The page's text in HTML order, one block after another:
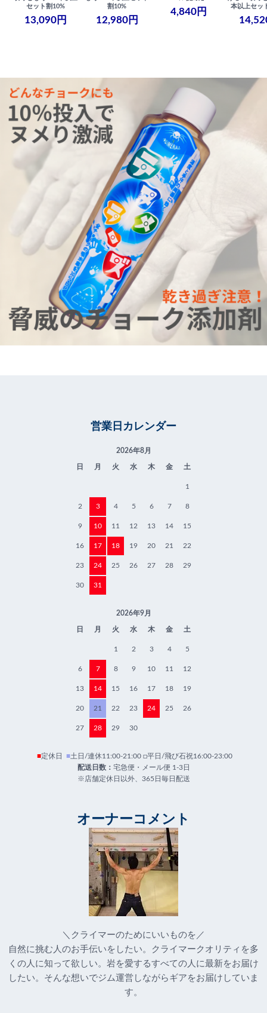
セット割10%
13,090円
割10%
12,980円
4,840円
本以上セッ
営業日カレンダー
2026年8月
日 月 火 水 木 金 土
1
2 3 4 5 6 7 8
9 10 11 12 13 14 15
16 17 18 19 20 21 22
23 24 25 26 27 28 29
30 31
2026年9月
日 月 火 水 木 金 土
1 2 3 4 5
6 7 8 9 10 11 12
13 14 15 16 17 18 19
20 21 22 23 24 25 26
27 28 29 30
■定休日 ■土日/連休11:00-21:00 □平日/飛び石祝16:00-23:00
配送日数： 宅急便・メール便 1-3日
※店舗定休日以外、365日毎日配送
オーナーコメント
＼クライマーのためにいいものを／
自然に挑む人のお手伝いをしたい。クライマークオリティを多
くの人に知って欲しい。岩を愛するすべての人に最新をお届け
したい。そんな想いでジム運営しながらギアをお届けしていま
す。